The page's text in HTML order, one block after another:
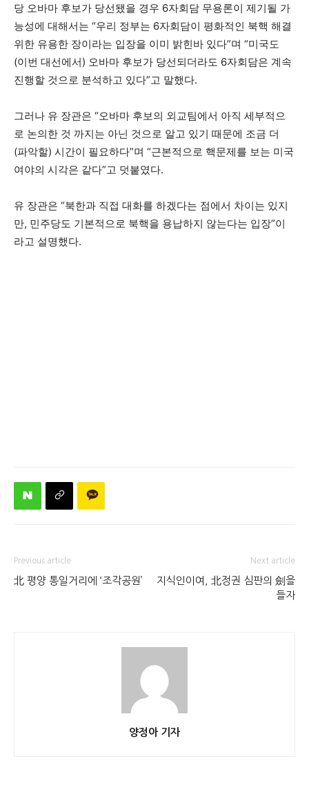
당 오바마 후보가 당선됐을 경우 6자회담 무용론이 제기될 가
능성에 대해서는 “우리 정부는 6자회담이 평화적인 북핵 해결
위한 유용한 장이라는 입장을 이미 밝힌바 있다”며 “미국도
(이번 대선에서) 오바마 후보가 당선되더라도 6자회담은 계속
진행할 것으로 분석하고 있다”고 말했다.
그러나 유 장관은 “오바마 후보의 외교팀에서 아직 세부적으
로 논의한 것 까지는 아닌 것으로 알고 있기 때문에 조금 더
(파악할) 시간이 필요하다”며 “근본적으로 핵문제를 보는 미국
여야의 시각은 같다”고 덧붙였다.
유 장관은 “북한과 직접 대화를 하겠다는 점에서 차이는 있지
만, 민주당도 기본적으로 북핵을 용납하지 않는다는 입장”이
라고 설명했다.
Previous article
北 평양 통일거리에 ‘조각공원’
Next article
지식인이여, 北정권 심판의 劍을
들자
양정아 기자